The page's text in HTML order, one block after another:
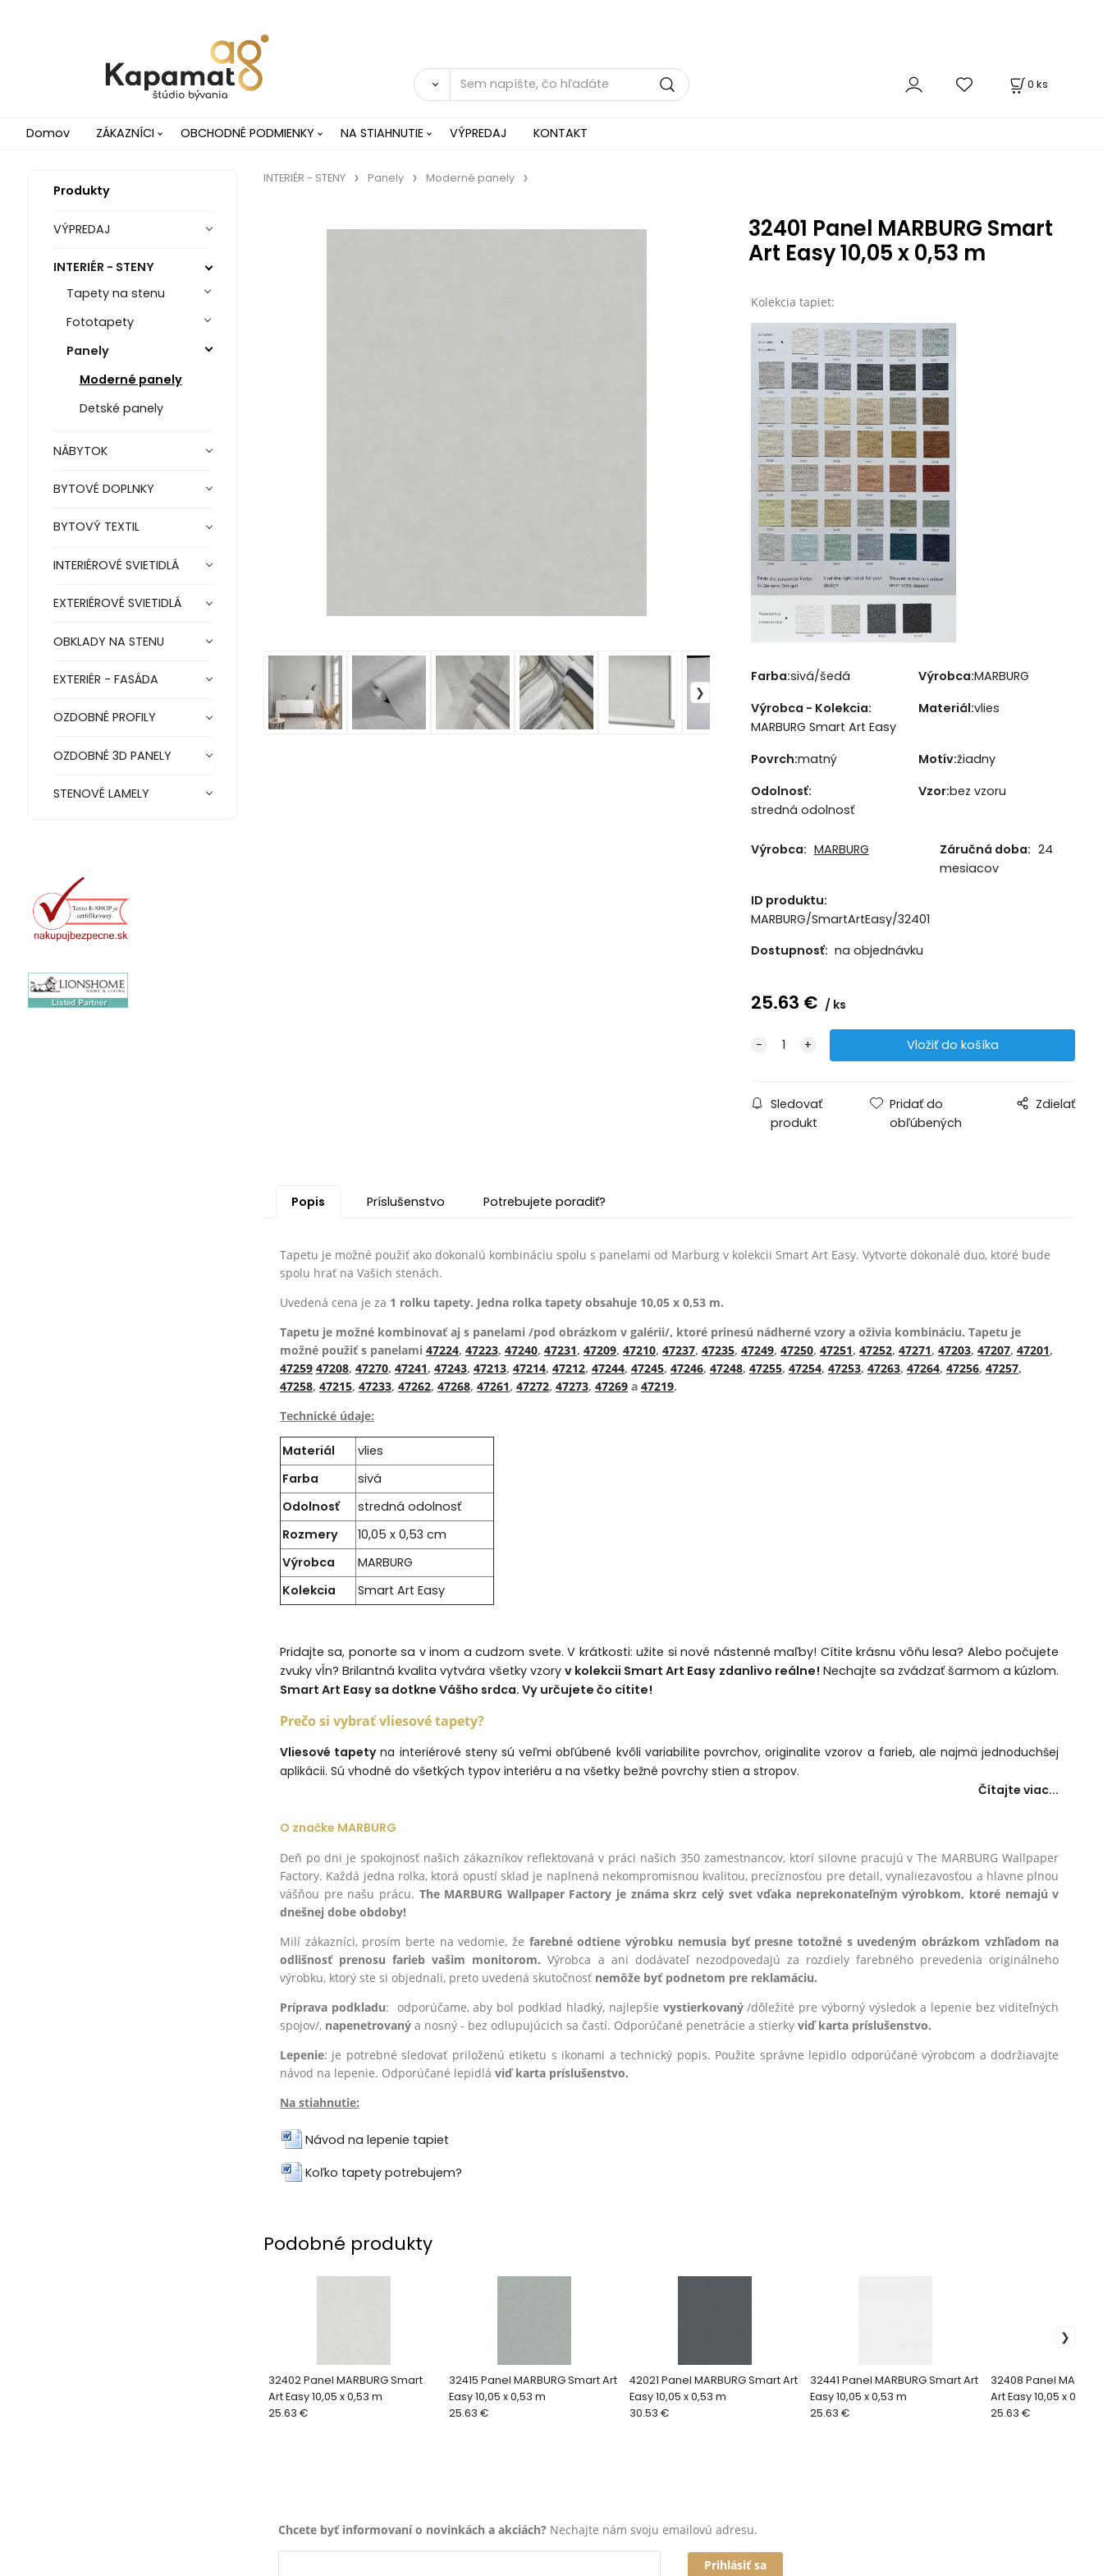
0 ks
Domov ZÁKAZNÍCI OBCHODNÉ PODMIENKY NA STIAHNUTIE VÝPREDAJ KONTAKT
Produkty
VÝPREDAJ
INTERIÉR - STENY
Tapety na stenu
Fototapety
Panely
Moderné panely
Detské panely
NÁBYTOK
BYTOVÉ DOPLNKY
BYTOVÝ TEXTIL
INTERIÉROVÉ SVIETIDLÁ
EXTERIÉROVÉ SVIETIDLÁ
OBKLADY NA STENU
EXTERIÉR - FASÁDA
OZDOBNÉ PROFILY
OZDOBNÉ 3D PANELY
STENOVÉ LAMELY
INTERIÉR - STENY Panely Moderné panely
32401 Panel MARBURG Smart
Art Easy 10,05 x 0,53 m
Kolekcia tapiet:
Farba:sivá/šedá Výrobca:MARBURG
Výrobca - Kolekcia:
MARBURG Smart Art Easy
Materiál:vlies
Povrch:matný Motív:žiadny
Odolnosť:
stredná odolnosť
Vzor:bez vzoru
Výrobca: MARBURG Záručná doba: 24
mesiacov
ID produktu:
MARBURG/SmartArtEasy/32401
Dostupnosť: na objednávku
25.63 € ks
Sledovať
produkt
Pridať do
obľúbených
Zdielať
Popis Príslušenstvo Potrebujete poradiť?
Tapetu je možné použiť ako dokonalú kombináciu spolu s panelami od Marburg v kolekcii Smart Art Easy. Vytvorte dokonalé duo, ktoré bude
spolu hrať na Vašich stenách.
Uvedená cena je za 1 rolku tapety. Jedna rolka tapety obsahuje 10,05 x 0,53 m.
Tapetu je možné kombinovať aj s panelami /pod obrázkom v galérii/, ktoré prinesú nádherné vzory a oživia kombináciu. Tapetu je
možné použiť s panelami 47224, 47223, 47240, 47231, 47209, 47210, 47237, 47235, 47249, 47250, 47251, 47252, 47271, 47203, 47207, 47201,
47259 47208, 47270, 47241, 47243, 47213, 47214, 47212, 47244, 47245, 47246, 47248, 47255, 47254, 47253, 47263, 47264, 47256, 47257,
47258, 47215, 47233, 47262, 47268, 47261, 47272, 47273, 47269a 47219.
Technické údaje:
Materiál
vlies
Farba
sivá
Odolnosť
stredná odolnosť
Rozmery
10,05 x 0,53 cm
Výrobca
MARBURG
Kolekcia
Smart Art Easy
Pridajte sa, ponorte sa v inom a cudzom svete. V krátkosti: užite si nové nástenné maľby! Cítite krásnu vôňu lesa? Alebo počujete
zvuky vĺn? Brilantná kvalita vytvára všetky vzory v kolekcii Smart Art Easy zdanlivo reálne! Nechajte sa zvádzať šarmom a kúzlom.
Smart Art Easy sa dotkne Vášho srdca. Vy určujete čo cítite!
Prečo si vybrať vliesové tapety?
Vliesové tapetyna interiérové steny sú veľmi obľúbené kvôli variabilite povrchov, originalite vzorov a farieb, ale najmä jednoduchšej
aplikácii. Sú vhodné do všetkých typov interiéru a na všetky bežné povrchy stien a stropov.
Čítajte viac...
O značke MARBURG
Deň po dni je spokojnosť našich zákazníkov reflektovaná v práci našich 350 zamestnancov, ktorí silovne pracujú v The MARBURG Wallpaper
Factory. Každá jedna rolka, ktorá opustí sklad je naplnená nekompromisnou kvalitou, precíznosťou pre detail, vynaliezavosťou a hlavne plnou
vášňou pre našu prácu. The MARBURG Wallpaper Factory je známa skrz celý svet vďaka neprekonateľným výrobkom, ktoré nemajú v
dnešnej dobe obdoby!
Milí zákazníci, prosím berte na vedomie, že farebné odtiene výrobku nemusia byť presne totožné s uvedeným obrázkom vzhľadom na
odlišnosť prenosu farieb vašim monitorom.Výrobca a ani dodávateľ nezodpovedajú za rozdiely farebného prevedenia originálneho
výrobku, ktorý ste si objednali, preto uvedená skutočnosťnemôže byť podnetom pre reklamáciu.
Príprava podkladu: odporúčame, aby bol podklad hladký, najlepšie vystierkovaný/dôležité pre výborný výsledok a lepenie bez viditeľných
spojov/,napenetrovanýa nosný - bez odlupujúcich sa častí. Odporúčané penetrácie a stierky viď karta príslušenstvo.
Lepenie: je potrebné sledovať priloženú etiketu s ikonami a technický popis. Použite správne lepidlo odporúčané výrobcom a dodržiavajte
návod na lepenie. Odporúčané lepidlá viď karta príslušenstvo.
Na stiahnutie:
Návod na lepenie tapiet
Koľko tapety potrebujem?
Podobné produkty
32402 Panel MARBURG Smart
Art Easy 10,05 x 0,53 m
25.63 €
32415 Panel MARBURG Smart Art
Easy 10,05 x 0,53 m
25.63 €
42021 Panel MARBURG Smart Art
Easy 10,05 x 0,53 m
30.53 €
32441 Panel MARBURG Smart Art
Easy 10,05 x 0,53 m
25.63 €
32408 Panel
Art Easy 10,05 x 0,53
25.63 €
Chcete byť informovaní o novinkách a akciách? Nechajte nám svoju emailovú adresu.
Prihlásiť sa